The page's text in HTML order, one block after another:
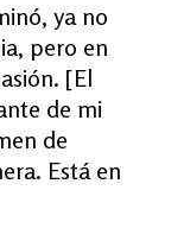
ya no
pero en
[El
de mi
de
Está en